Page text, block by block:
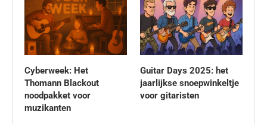
Cyberweek: Het
Thomann Blackout
noodpakket voor
muzikanten
Guitar Days 2025: het
jaarlijkse snoepwinkeltje
voor gitaristen